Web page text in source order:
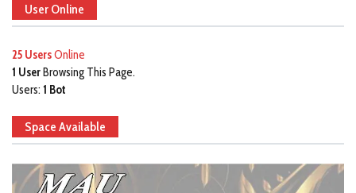
User Online
25 UsersOnline
1 UserBrowsing This Page.
Users: 1 Bot
Space Available